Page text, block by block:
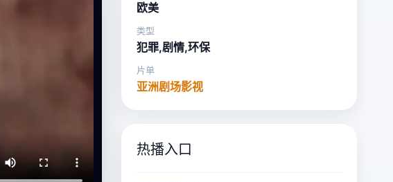
欧美
类型
犯罪,剧情,环保
片单
亚洲剧场影视
热播入口